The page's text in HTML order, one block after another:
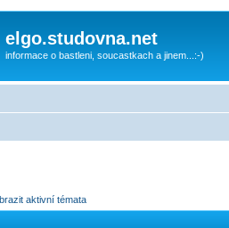
elgo.studovna.net
informace o bastleni, soucastkach a jinem...:-)
aktivní témata